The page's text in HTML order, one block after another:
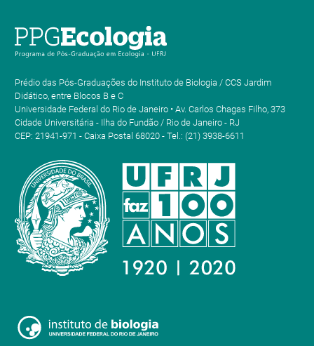
Prédio das Pós-Graduações do Instituto de Biologia / CCS Jardim
Didático, entre Blocos B e C
Universidade Federal do Rio de Janeiro • Av. Carlos Chagas Filho, 373
Cidade Universitária - Ilha do Fundão / Rio de Janeiro - RJ
CEP: 21941-971 - Caixa Postal 68020 - Tel.: (21) 3938-6611